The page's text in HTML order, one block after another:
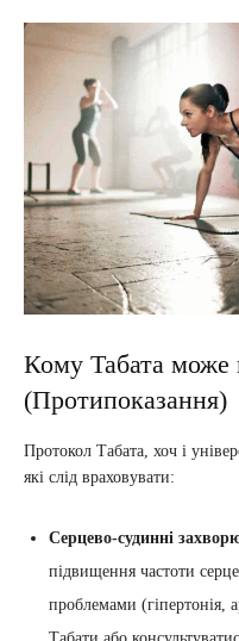
Кому Табата може
(Протипоказання)
Протокол Табата, хоч і
які слід враховувати:
Серцево-судинні
підвищення частоти
проблемами (гіпертонія,